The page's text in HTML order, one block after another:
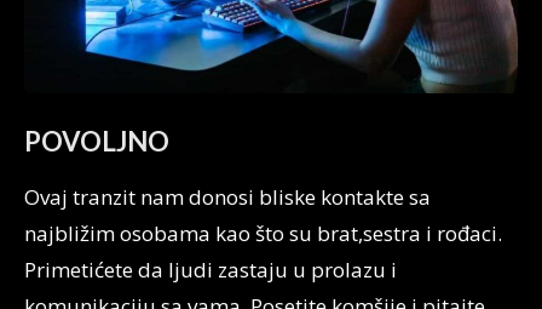
POVOLJNO
Ovaj tranzit nam donosi bliske kontakte sa
najbližim osobama kao što su brat,sestra i rođaci.
Primetićete da ljudi zastaju u prolazu i